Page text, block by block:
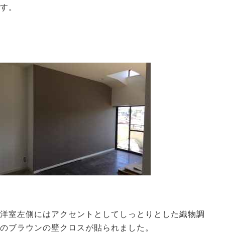
す。
洋室左側にはアクセントとしてしっとりとした織物調
のブラウンの壁クロスが貼られました。